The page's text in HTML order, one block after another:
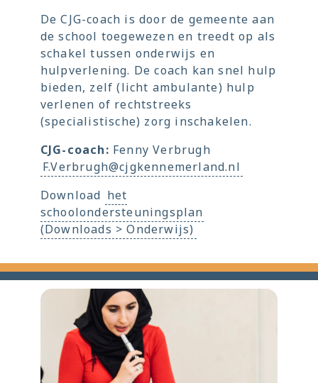
De CJG-coach is door de gemeente aan
de school toegewezen en treedt op als
schakel tussen onderwijs en
hulpverlening. De coach kan snel hulp
bieden, zelf (licht ambulante) hulp
verlenen of rechtstreeks
(specialistische) zorg inschakelen.
CJG-coach: Fenny Verbrugh
F.Verbrugh@cjgkennemerland.nl
Download het
schoolondersteuningsplan
(Downloads > Onderwijs)